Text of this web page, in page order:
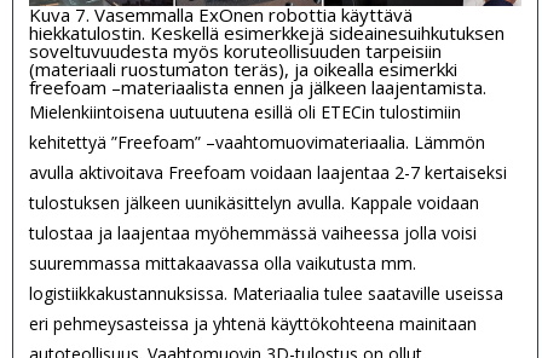
Kuva 7. Vasemmalla ExOnen robottia käyttävä
hiekkatulostin. Keskellä esimerkkejä sideainesuihkutuksen
soveltuvuudesta myös koruteollisuuden tarpeisiin
(materiaali ruostumaton teräs), ja oikealla esimerkki
freefoam –materiaalista ennen ja jälkeen laajentamista.
Mielenkiintoisena uutuutena esillä oli ETECin tulostimiin
kehitettyä ”Freefoam” –vaahtomuovimateriaalia. Lämmön
avulla aktivoitava Freefoam voidaan laajentaa 2-7 kertaiseksi
tulostuksen jälkeen uunikäsittelyn avulla. Kappale voidaan
tulostaa ja laajentaa myöhemmässä vaiheessa jolla voisi
suuremmassa mittakaavassa olla vaikutusta mm.
logistiikkakustannuksissa. Materiaalia tulee saataville useissa
eri pehmeysasteissa ja yhtenä käyttökohteena mainitaan